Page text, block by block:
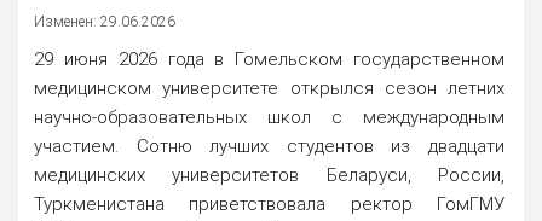
Изменен: 29.06.2026
29 июня 2026 года в Гомельском государственном
медицинском университете открылся сезон летних
научно-образовательных школ с международным
участием. Сотню лучших студентов из двадцати
медицинских университетов Беларуси, России,
Туркменистана приветствовала ректор ГомГМУ